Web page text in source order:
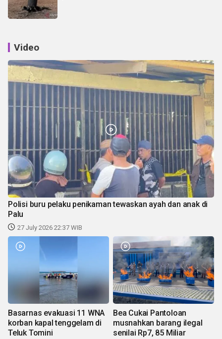
Video
Polisi buru pelaku penikaman tewaskan ayah dan anak di
Palu
27 July 2026 22:37 WIB
Basarnas evakuasi 11 WNA
korban kapal tenggelam di
Teluk Tomini
Bea Cukai Pantoloan
musnahkan barang ilegal
senilai Rp7, 85 Miliar